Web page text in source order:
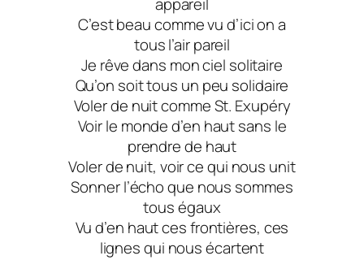
C’est beau comme vu d’ici on a
tous l’air pareil
Je rêve dans mon ciel solitaire
Qu’on soit tous un peu solidaire
Voler de nuit comme St. Exupéry
Voir le monde d’en haut sans le
prendre de haut
Voler de nuit, voir ce qui nous unit
Sonner l’écho que nous sommes
tous égaux
Vu d’en haut ces frontières, ces
lignes qui nous écartent